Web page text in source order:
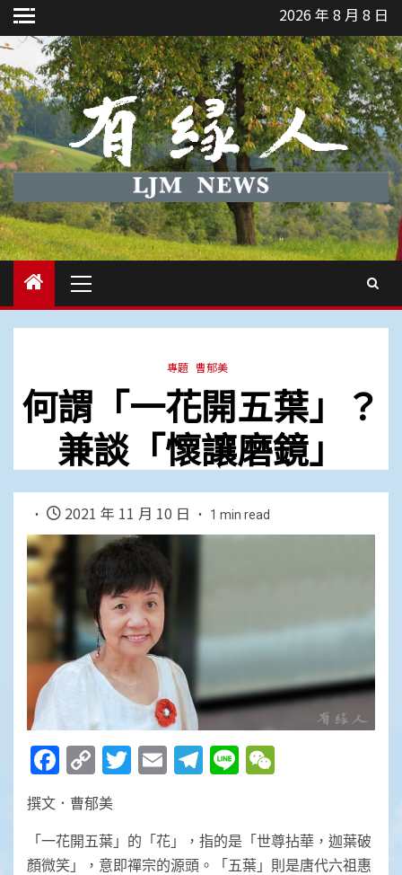
Skip
to
content
2026 年 8 月 8 日
Menu
專題 曹郁美
何謂「一花開五葉」？
兼談「懷讓磨鏡」
2021 年 11 月 10 日 1 min read
Facebook
Copy
Link
Twitter
EmailTelegram
Line
撰文．曹郁美
「一花開五葉」的「花」，指的是「世尊拈華，迦葉破
顏微笑」，意即禪宗的源頭。「五葉」則是唐代六祖惠